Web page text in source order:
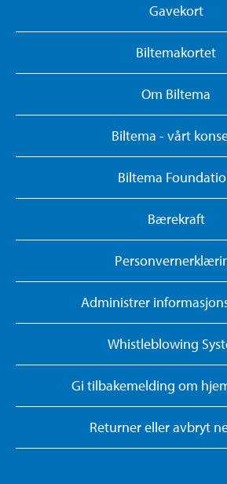
Gavekort
Biltemakortet
Om Biltema
Biltema - vårt
Biltema
Bærekraft
Administrer
Whistleblowing
Gi tilbakemelding om
Returner eller avbryt